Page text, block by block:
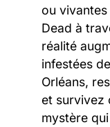
ou vivantes
Dead à
réalité
infestées
Orléans,
et survivez
mystère